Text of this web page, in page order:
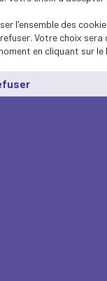
l'ensemble des
Votre choix
en cliquant sur le